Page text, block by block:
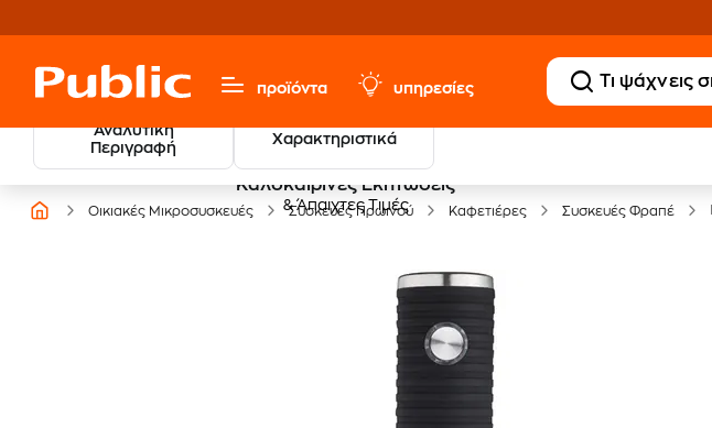
προϊόντα υπηρεσίες
Αναλυτική
Περιγραφή
Χαρακτηριστικά
Καλοκαιρινές Εκπτώσεις
& Άπαιχτες Τιμές
Οικιακές Μικροσυσκευές Συσκευές Πρωινού Καφετιέρες Συσκευές Φραπέ